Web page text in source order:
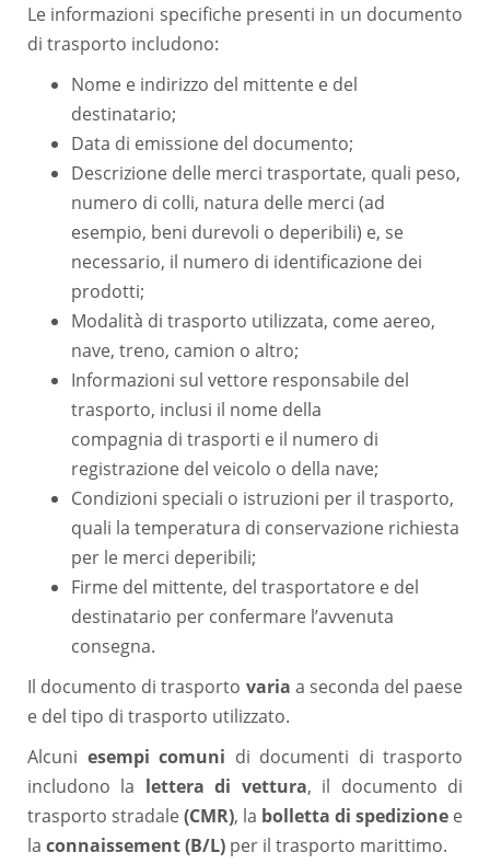
Le informazioni specifiche presenti in un documento
di trasporto includono:
Nome e indirizzo del mittente e del
destinatario;
Data di emissione del documento;
Descrizione delle merci trasportate, quali peso,
numero di colli, natura delle merci (ad
esempio, beni durevoli o deperibili) e, se
necessario, il numero di identificazione dei
prodotti;
Modalità di trasporto utilizzata, come aereo,
nave, treno, camion o altro;
Informazioni sul vettore responsabile del
trasporto, inclusi il nome della
compagnia di trasporti e il numero di
registrazione del veicolo o della nave;
Condizioni speciali o istruzioni per il trasporto,
quali la temperatura di conservazione richiesta
per le merci deperibili;
Firme del mittente, del trasportatore e del
destinatario per confermare l’avvenuta
consegna.
Il documento di trasporto varia a seconda del paese
e del tipo di trasporto utilizzato.
Alcuni esempi comuni di documenti di trasporto
includono la lettera di vettura, il documento di
trasporto stradale(CMR), la bolletta di spedizione e
la connaissement (B/L) per il trasporto marittimo.